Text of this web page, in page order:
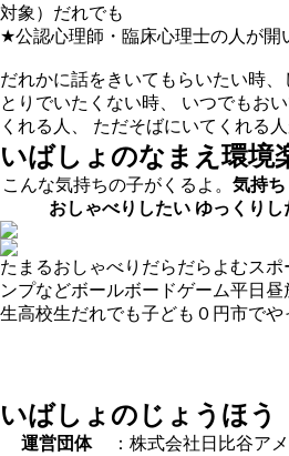
対象）だれでも
★公認心理師・臨床心理士の人が開
だれかに話をきいてもらいたい時
とりでいたくない時、 いつでもお
くれる人、 ただそばにいてくれる人
いばしょのなまえ 環境
こんな気持ちの子がくるよ。 気持ち
おしゃべりしたい ゆっくりし
たまるおしゃべり だらだら よむスポ
ンプなどボールボードゲーム平日昼
生高校生だれでも子ども０円市でや
いばしょのじょうほう
運営団体
：株式会社日比谷ア